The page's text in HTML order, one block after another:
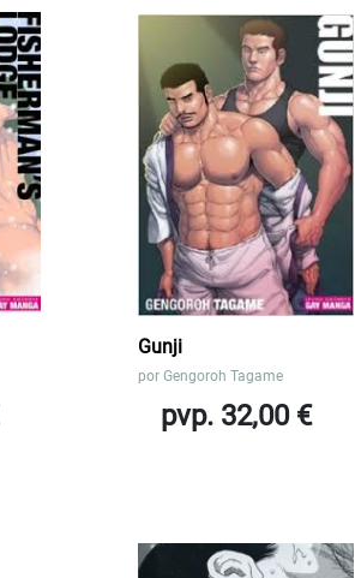
Gunji
porGengoroh Tagame
pvp. 32,00 €